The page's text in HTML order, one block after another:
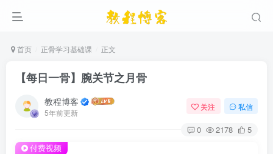
首页 正骨学习基础课 正文
【每日一骨】腕关节之月骨
教程博客
5年前更新
关注 私信
0 2178 5
付费视频